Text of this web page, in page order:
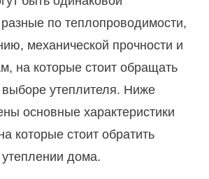
по теплопроводимости,
механической прочности и
на которые стоит обращать
утеплителя. Ниже
основные характеристики
которые стоит обратить
дома.